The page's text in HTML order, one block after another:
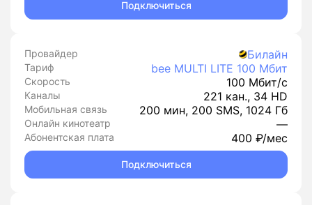
Подключиться
Провайдер Билайн
Тариф bee MULTI LITE 100 Мбит
Скорость 100 Мбит/с
Каналы 221 кан., 34 HD
Мобильная связь 200 мин, 200 SMS, 1024 Гб
Онлайн кинотеатр —
Абонентская плата 400 ₽/мес
Подключиться